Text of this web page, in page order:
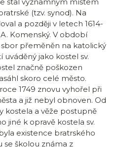
stal významným místem
(tzv. synod). Na
a později v letech 1614-
Komenský. V období
přeměněn na katolický
uváděný jako kostel sv.
značně poškozen
skoro celé město.
1749 znovu vyhořel při
a již nebyl obnoven. Od
kostela a věže postupně
jiné k opravě kostela sv.
existence bratrského
školou známa z